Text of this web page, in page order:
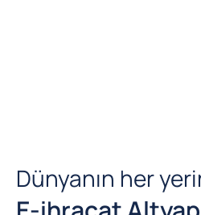
Dünyanın her